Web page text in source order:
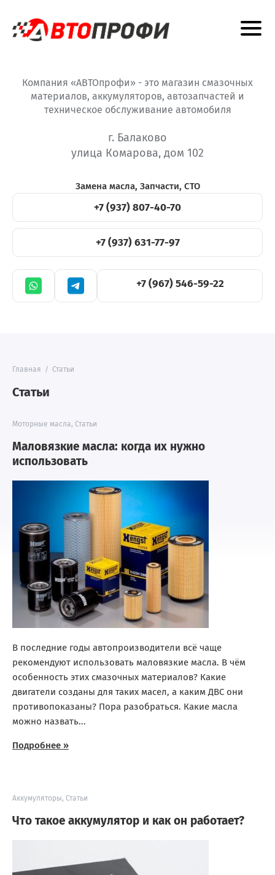
Компания «АВТОпрофи» - это магазин смазочных
материалов, аккумуляторов, автозапчастей и
техническое обслуживание автомобиля
г. Балаково
улица Комарова, дом 102
Замена масла, Запчасти, СТО
+7 (937) 807-40-70
+7 (937) 631-77-97
+7 (967) 546-59-22
Главная / Статьи
Статьи
Моторные масла, Статьи
Маловязкие масла: когда их нужно
использовать
В последние годы автопроизводители всё чаще
рекомендуют использовать маловязкие масла. В чём
особенность этих смазочных материалов? Какие
двигатели созданы для таких масел, а каким ДВС они
противопоказаны? Пора разобраться. Какие масла
можно назвать...
Подробнее »
Аккумуляторы, Статьи
Что такое аккумулятор и как он работает?